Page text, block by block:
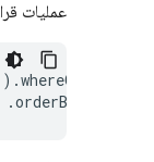
عمليات